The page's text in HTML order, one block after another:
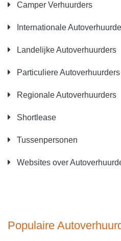
Camper Verhuurders
Internationale
Landelijke Autoverhuurders
Particuliere Autoverhuurders
Regionale Autoverhuurders
Shortlease
Tussenpersonen
Websites over
Populaire